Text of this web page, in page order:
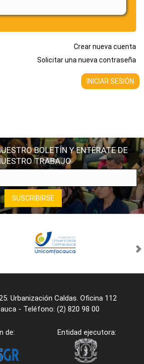
Crear nueva cuenta
Solicitar una nueva contraseña
BOLETÍN Y ENTÉRATE DE
TRABAJO
Urbanización Caldas. Oficina 112
- Teléfono: (2) 820 98 00
de: Entidad ejecutora: